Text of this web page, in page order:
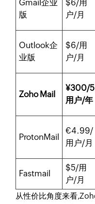
Gmail企业
版
$6/用
户/月
Outlook企
业版
$6/用
户/月
Zoho Mail
¥300/5
用户/年
ProtonMail
€4.99/
用户/月
Fastmail
$5/用
户/月
从性价比角度来看